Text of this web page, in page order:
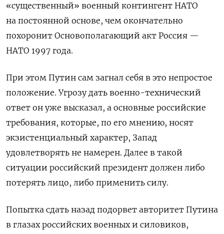
«существенный» военный контингент НАТО
на постоянной основе, чем окончательно
похоронит Основополагающий акт Россия —
НАТО 1997 года.
При этом Путин сам загнал себя в это непростое
положение. Угрозу дать военно-технический
ответ он уже высказал, а основные российские
требования, которые, по его мнению, носят
экзистенциальный характер, Запад
удовлетворять не намерен. Далее в такой
ситуации российский президент должен либо
потерять лицо, либо применить силу.
Попытка сдать назад подорвет авторитет Путина
в глазах российских военных и силовиков,